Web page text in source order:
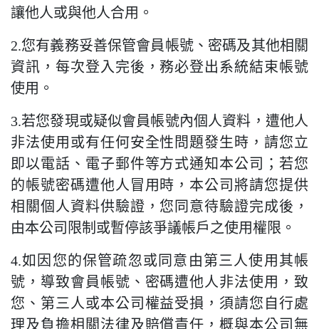
讓他人或與他人合用。
2.您有義務妥善保管會員帳號、密碼及其他相關
資訊，每次登入完後，務必登出系統結束帳號
使用。
3.若您發現或疑似會員帳號內個人資料，遭他人
非法使用或有任何安全性問題發生時，請您立
即以電話、電子郵件等方式通知本公司；若您
的帳號密碼遭他人冒用時，本公司將請您提供
相關個人資料供驗證，您同意待驗證完成後，
由本公司限制或暫停該爭議帳戶之使用權限。
4.如因您的保管疏忽或同意由第三人使用其帳
號，導致會員帳號、密碼遭他人非法使用，致
您、第三人或本公司權益受損，須請您自行處
理及負擔相關法律及賠償責任，概與本公司無